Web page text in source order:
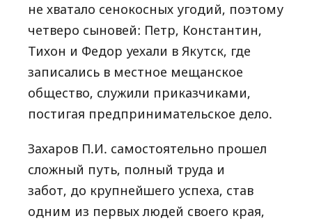
не хватало сенокосных угодий, поэтому
четверо сыновей: Петр, Константин,
Тихон и Федор уехали в Якутск, где
записались в местное мещанское
общество, служили приказчиками,
постигая предпринимательское дело.
Захаров П.И. самостоятельно прошел
сложный путь, полный труда и
забот, до крупнейшего успеха, став
одним из первых людей своего края,